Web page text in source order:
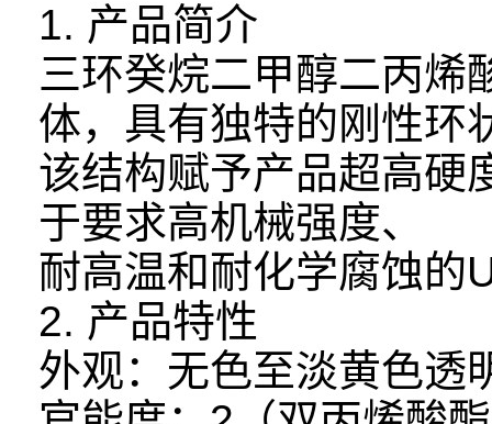
1. 产品简介
三环癸烷二甲醇二丙烯
体，具有独特的刚性环
该结构赋予产品超高硬
于要求高机械强度、
耐高温和耐化学腐蚀的
2. 产品特性
外观：无色至淡黄色透